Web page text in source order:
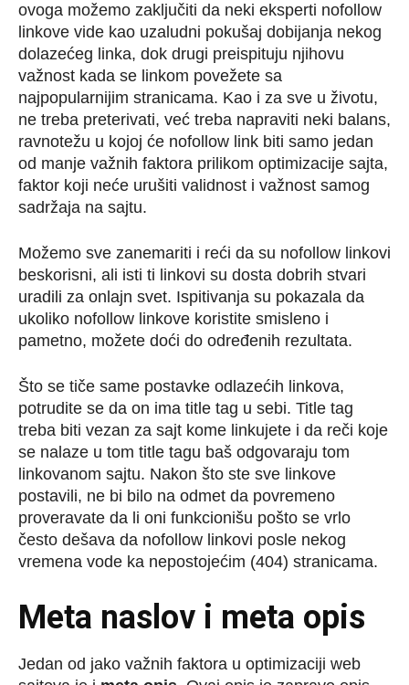
ovoga možemo zaključiti da neki eksperti nofollow
linkove vide kao uzaludni pokušaj dobijanja nekog
dolazećeg linka, dok drugi preispituju njihovu
važnost kada se linkom povežete sa
najpopularnijim stranicama. Kao i za sve u životu,
ne treba preterivati, već treba napraviti neki balans,
ravnotežu u kojoj će nofollow link biti samo jedan
od manje važnih faktora prilikom optimizacije sajta,
faktor koji neće urušiti validnost i važnost samog
sadržaja na sajtu.
Možemo sve zanemariti i reći da su nofollow linkovi
beskorisni, ali isti ti linkovi su dosta dobrih stvari
uradili za onlajn svet. Ispitivanja su pokazala da
ukoliko nofollow linkove koristite smisleno i
pametno, možete doći do određenih rezultata.
Što se tiče same postavke odlazećih linkova,
potrudite se da on ima title tag u sebi. Title tag
treba biti vezan za sajt kome linkujete i da reči koje
se nalaze u tom title tagu baš odgovaraju tom
linkovanom sajtu. Nakon što ste sve linkove
postavili, ne bi bilo na odmet da povremeno
proveravate da li oni funkcionišu pošto se vrlo
često dešava da nofollow linkovi posle nekog
vremena vode ka nepostojećim (404) stranicama.
Meta naslov i meta opis
Jedan od jako važnih faktora u optimizaciji web